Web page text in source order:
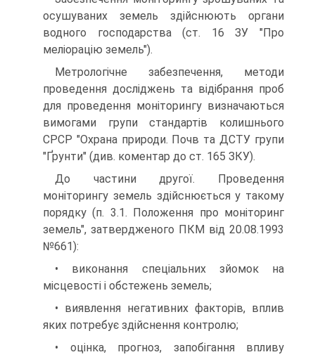
осушуваних земель здійснюють органи
водного господарства (ст. 16 ЗУ "Про
меліорацію земель").
Метрологічне забезпечення, методи
проведення досліджень та відібрання проб
для проведення моніторингу визначаються
вимогами групи стандартів колишнього
СРСР "Охрана природи. Почв та ДСТУ групи
"Ґрунти" (див. коментар до ст. 165 ЗКУ).
До частини другої. Проведення
моніторингу земель здійснюється у такому
порядку (п. 3.1. Положення про моніторинг
земель", затвердженого ПКМ від 20.08.1993
№661):
• виконання спеціальних зйомок на
місцевості і обстежень земель;
• виявлення негативних факторів, вплив
яких потребує здійснення контролю;
• оцінка, прогноз, запобігання впливу